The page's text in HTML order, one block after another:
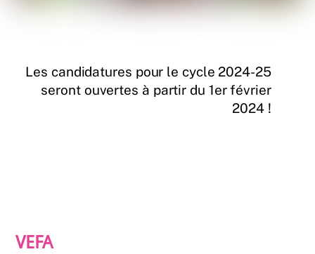
Les candidatures pour le cycle 2024-25
seront ouvertes à partir du 1er février
2024 !
VEFA